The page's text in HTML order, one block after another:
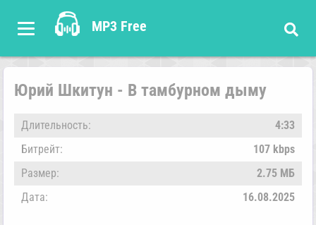
MP3 Free
Юрий Шкитун - В тамбурном дыму
Длительность:
4:33
Битрейт:
107 kbps
Размер:
2.75 МБ
Дата:
16.08.2025